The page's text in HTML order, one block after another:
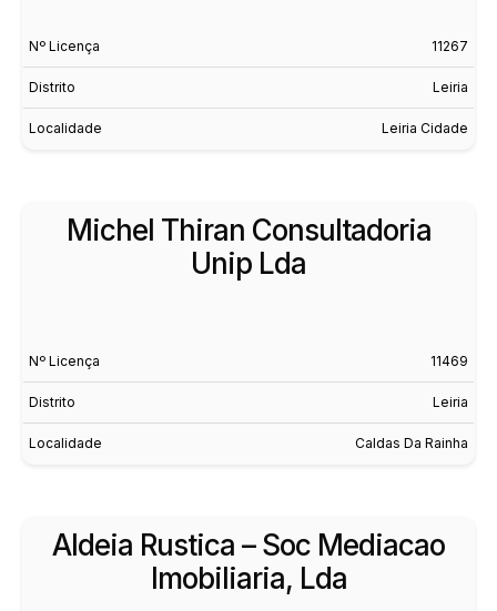
Nº Licença 11267
Distrito Leiria
Localidade Leiria Cidade
Michel Thiran Consultadoria
Unip Lda
Nº Licença 11469
Distrito Leiria
Localidade Caldas Da Rainha
Aldeia Rustica – Soc Mediacao
Imobiliaria, Lda